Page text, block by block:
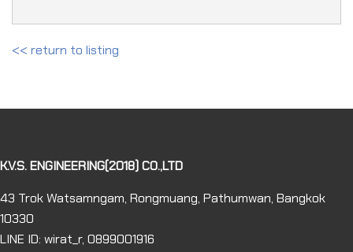
<< return to listing
K.V.S. ENGINEERING(2018) CO.,LTD
43 Trok Watsamngam, Rongmuang, Pathumwan, Bangkok
10330
LINE ID: wirat_r, 0899001916